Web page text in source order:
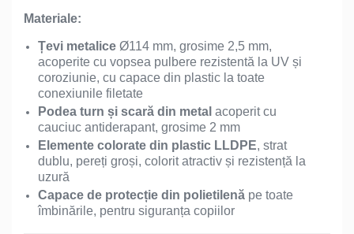
Materiale:
Țevi metalice Ø114 mm, grosime 2,5 mm,
acoperite cu vopsea pulbere rezistentă la UV și
coroziunie, cu capace din plastic la toate
conexiunile filetate
Podea turn și scară din metal acoperit cu
cauciuc antiderapant, grosime 2 mm
Elemente colorate din plastic LLDPE, strat
dublu, pereți groși, colorit atractiv și rezistență la
uzură
Capace de protecție din polietilenă pe toate
îmbinările, pentru siguranța copiilor